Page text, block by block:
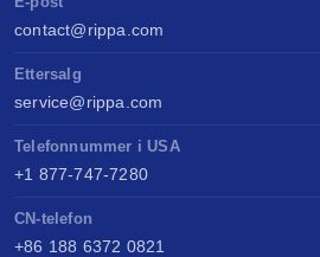
contact@rippa.com
Ettersalg
service@rippa.com
Telefonnummer i USA
+1 877-747-7280
CN-telefon
+86 188 6372 0821